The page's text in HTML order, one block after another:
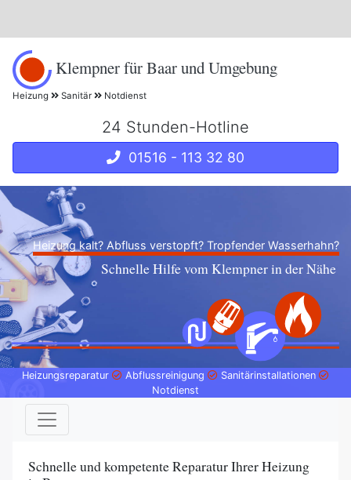
Klempner für Baar und Umgebung
Heizung Sanitär Notdienst
24 Stunden-Hotline
01516 - 113 32 80
Heizung kalt? Abfluss verstopft? Tropfender Wasserhahn?
Schnelle Hilfe vom Klempner in der Nähe
Heizungsreparatur Abflussreinigung
Sanitärinstallationen
Notdienst
Schnelle und kompetente Reparatur Ihrer Heizung